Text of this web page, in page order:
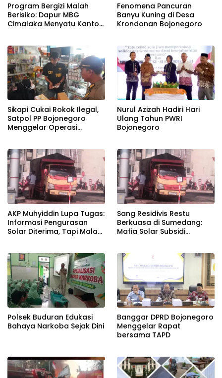
Program Bergizi Malah
Berisiko: Dapur MBG
Cimalaka Menyatu Kantor
Fenomena Pancuran
Banyu Kuning di Desa
Krondonan Bojonegoro
Sikapi Cukai Rokok Ilegal,
Satpol PP Bojonegoro
Menggelar Operasi
Nurul Azizah Hadiri Hari
Ulang Tahun PWRI
Bojonegoro
AKP Muhyiddin Lupa Tugas:
Informasi Pengurasan
Solar Diterima, Tapi Malah
Sang Residivis Restu
Berkuasa di Sumedang:
Mafia Solar Subsidi
Bungkam
Polsek Buduran Edukasi
Bahaya Narkoba Sejak Dini
Banggar DPRD Bojonegoro
Menggelar Rapat
bersama TAPD